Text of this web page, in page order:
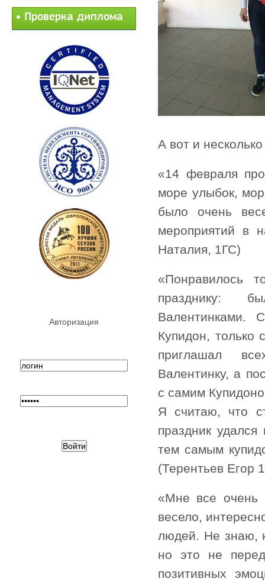
Проверка диплома
Авторизация
А вот и
«14 февраля
море улыбок,
было очень
мероприятий в
Наталия, 1ГС)
«Понравилось
празднику:
Купидон, только
приглашал
Валентинку, а
с самим
Я считаю, что
праздник
тем самым
(Терентьев Егор
«Мне все очень
весело,
людей. Не знаю,
но это не
позитивных